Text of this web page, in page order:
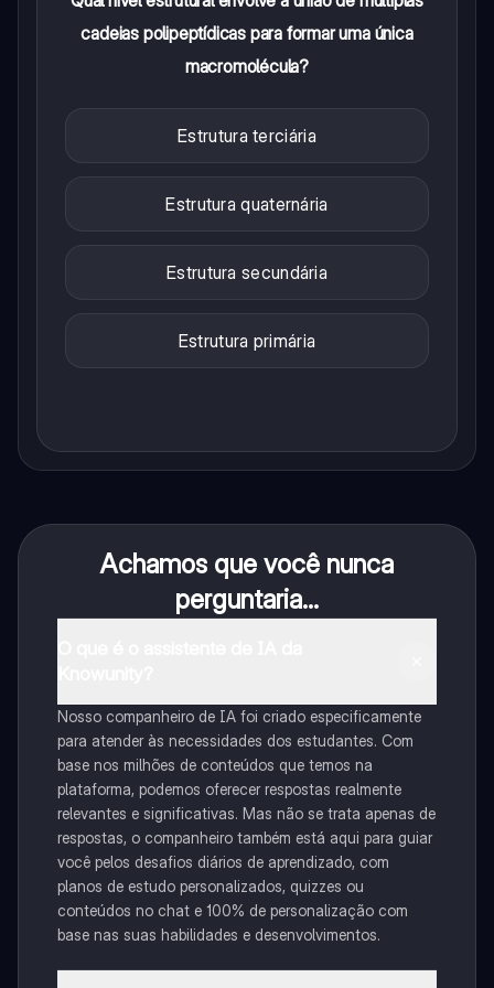
cadeias polipeptídicas para formar uma única
macromolécula?
Estrutura terciária
Estrutura quaternária
Estrutura secundária
Estrutura primária
Achamos que você nunca
perguntaria...
Nosso companheiro de IA foi criado especificamente
para atender às necessidades dos estudantes. Com
base nos milhões de conteúdos que temos na
plataforma, podemos oferecer respostas realmente
relevantes e significativas. Mas não se trata apenas de
respostas, o companheiro também está aqui para guiar
você pelos desafios diários de aprendizado, com
planos de estudo personalizados, quizzes ou
conteúdos no chat e 100% de personalização com
base nas suas habilidades e desenvolvimentos.